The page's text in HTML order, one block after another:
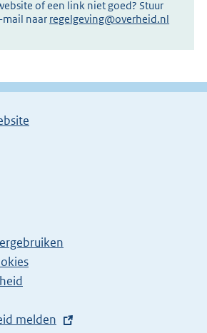
of een link niet goed? Stuur
mail naar regelgeving@overheid.nl
melden